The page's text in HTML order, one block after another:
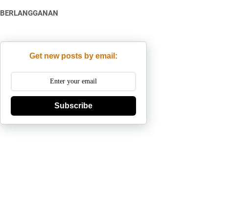
BERLANGGANAN
Get new posts by email:
Subscribe